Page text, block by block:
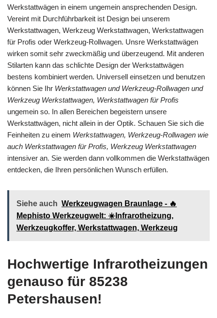
Werkstattwägen in einem ungemein ansprechenden Design.
Vereint mit Durchführbarkeit ist Design bei unserem
Werkstattwagen, Werkzeug Werkstattwagen, Werkstattwagen
für Profis oder Werkzeug-Rollwagen. Unsre Werkstattwägen
wirken somit sehr zweckmäßig und überzeugend. Mit anderen
Stilarten kann das schlichte Design der Werkstattwägen
bestens kombiniert werden. Universell einsetzen und benutzen
können Sie Ihr Werkstattwagen und Werkzeug-Rollwagen und
Werkzeug Werkstattwagen, Werkstattwagen für Profis
ungemein so. In allen Bereichen begeistern unsere
Werkstattwägen, nicht allein in der Optik. Schauen Sie sich die
Feinheiten zu einem Werkstattwagen, Werkzeug-Rollwagen wie
auch Werkstattwagen für Profis, Werkzeug Werkstattwagen
intensiver an. Sie werden dann vollkommen die Werkstattwägen
entdecken, die Ihren persönlichen Wunsch erfüllen.
Siehe auch Werkzeugwagen Braunlage - 🔥
Mephisto Werkzeugwelt: ☀️Infrarotheizung,
Werkzeugkoffer, Werkstattwagen, Werkzeug
Hochwertige Infrarotheizungen
genauso für 85238
Petershausen!